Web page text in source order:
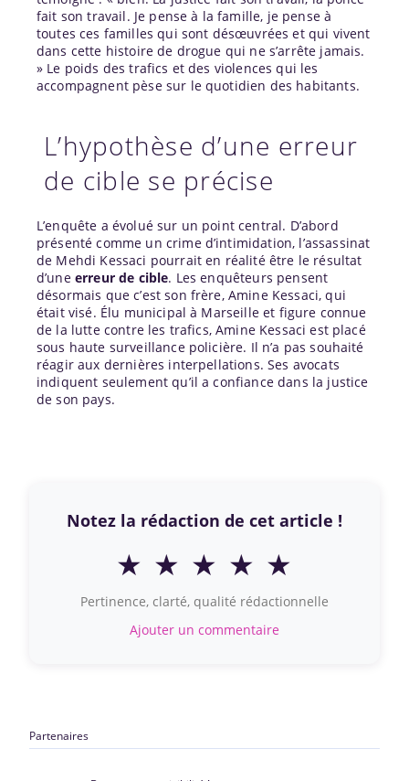
fait son travail. Je pense à la famille, je pense à
toutes ces familles qui sont désœuvrées et qui vivent
dans cette histoire de drogue qui ne s’arrête jamais.
» Le poids des trafics et des violences qui les
accompagnent pèse sur le quotidien des habitants.
L’hypothèse d’une erreur
de cible se précise
L’enquête a évolué sur un point central. D’abord
présenté comme un crime d’intimidation, l’assassinat
de Mehdi Kessaci pourrait en réalité être le résultat
d’une erreur de cible. Les enquêteurs pensent
désormais que c’est son frère, Amine Kessaci, qui
était visé. Élu municipal à Marseille et figure connue
de la lutte contre les trafics, Amine Kessaci est placé
sous haute surveillance policière. Il n’a pas souhaité
réagir aux dernières interpellations. Ses avocats
indiquent seulement qu’il a confiance dans la justice
de son pays.
Notez la rédaction de cet article !
★ ★ ★ ★ ★
Pertinence, clarté, qualité rédactionnelle
Ajouter un commentaire
Partenaires